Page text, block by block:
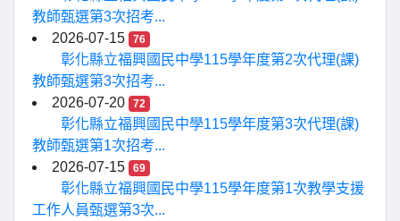
教師甄選第3次招考...
2026-07-15
76
彰化縣立福興國民中學115學年度第2次代理(課)
教師甄選第3次招考...
2026-07-20
72
彰化縣立福興國民中學115學年度第3次代理(課)
教師甄選第1次招考...
2026-07-15
69
彰化縣立福興國民中學115學年度第1次教學支援
工作人員甄選第3次...